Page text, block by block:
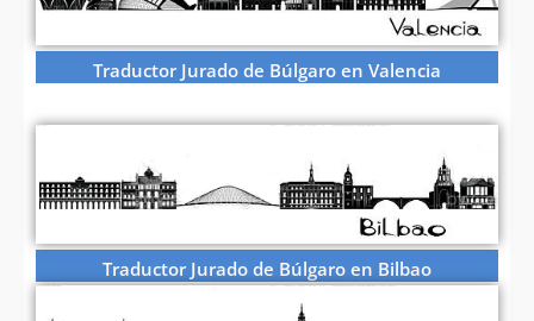
Traductor Jurado de Búlgaro en Valencia
Traductor Jurado de Búlgaro en Bilbao